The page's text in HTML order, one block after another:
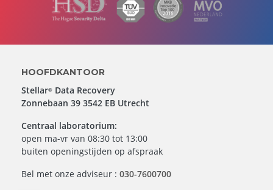
HOOFDKANTOOR
Stellar® Data Recovery
Zonnebaan 39 3542 EB Utrecht
Centraal laboratorium:
open ma-vr van 08:30 tot 13:00
buiten openingstijden op afspraak
Bel met onze adviseur :030-7600700